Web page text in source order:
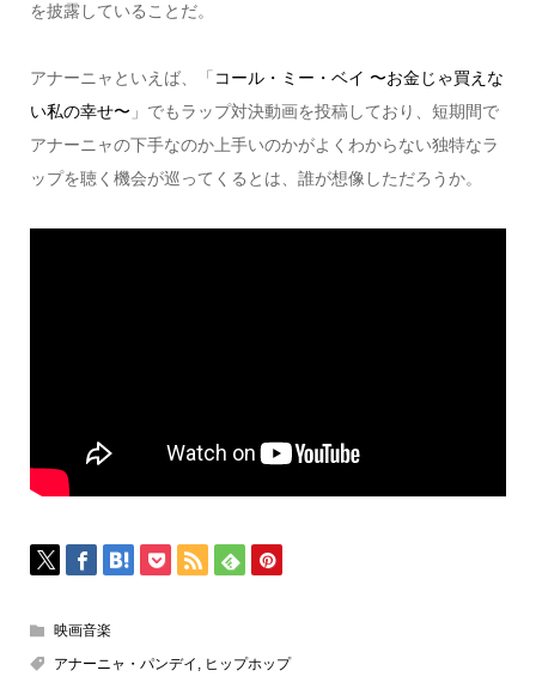
を披露していることだ。
アナーニャといえば、「 コール・ミー・ベイ 〜お金じゃ買えな
い私の幸せ〜 」でもラップ対決動画を投稿しており、短期間で
アナーニャの下手なのか上手いのかがよくわからない独特なラ
ップを聴く機会が巡ってくるとは、誰が想像しただろうか。
映画音楽
アナーニャ・パンデイ , ヒップホップ